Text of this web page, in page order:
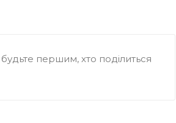
першим, хто поділиться